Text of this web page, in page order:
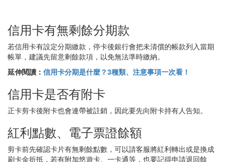
信用卡有無剩餘分期款
若信用卡有設定分期繳款，停卡後銀行會把未清償的帳款列入當期
帳單，建議先留意剩餘款項，以免無法準時繳納。
延伸閱讀： 信用卡分期是什麼？3種類、注意事項一次看！
信用卡是否有附卡
正卡剪卡後附卡也會連帶被註銷，因此要先向附卡持有人告知。
紅利點數、電子票證餘額
剪卡前先確認卡片有無剩餘點數，可以請客服將紅利轉出或是換成
刷卡金折抵，若有附加悠遊卡、一卡通等，也要記得申請退回餘